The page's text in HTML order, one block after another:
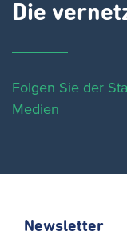
Die
Folgen Sie der
Medien
Newsletter